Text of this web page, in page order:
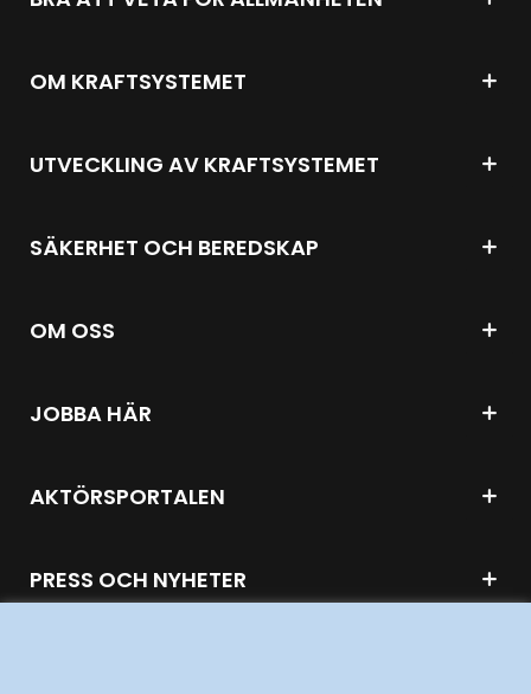
OM KRAFTSYSTEMET
UTVECKLING AV KRAFTSYSTEMET
SÄKERHET OCH BEREDSKAP
OM OSS
JOBBA HÄR
AKTÖRSPORTALEN
PRESS OCH NYHETER